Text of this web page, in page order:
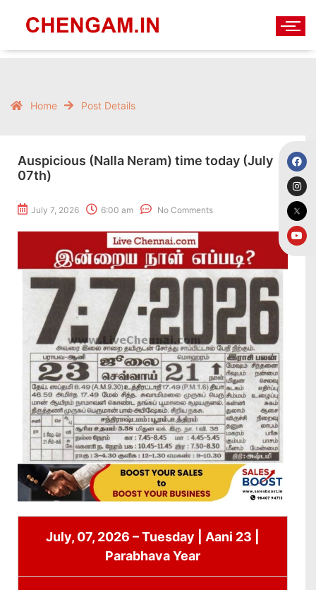
Home Post Details
Auspicious (Nalla Neram) time today (July
07th)
July 7, 2026 6:00 am No Comments
July, 07, 2026 – Tuesday | Aani 23 |
Parabhava Year